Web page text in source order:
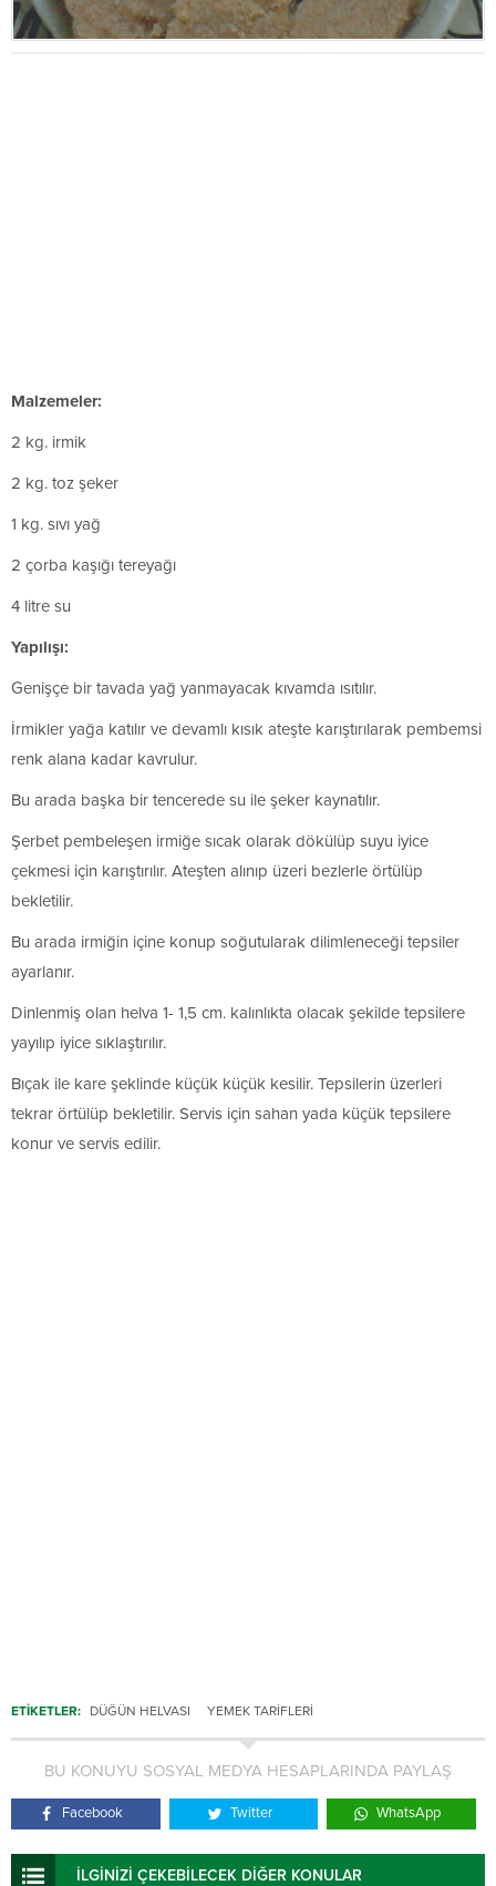
Malzemeler:
2 kg. irmik
2 kg. toz şeker
1 kg. sıvı yağ
2 çorba kaşığı tereyağı
4 litre su
Yapılışı:
Genişçe bir tavada yağ yanmayacak kıvamda ısıtılır.
İrmikler yağa katılır ve devamlı kısık ateşte karıştırılarak pembemsi
renk alana kadar kavrulur.
Bu arada başka bir tencerede su ile şeker kaynatılır.
Şerbet pembeleşen irmiğe sıcak olarak dökülüp suyu iyice
çekmesi için karıştırılır. Ateşten alınıp üzeri bezlerle örtülüp
bekletilir.
Bu arada irmiğin içine konup soğutularak dilimleneceği tepsiler
ayarlanır.
Dinlenmiş olan helva 1- 1,5 cm. kalınlıkta olacak şekilde tepsilere
yayılıp iyice sıklaştırılır.
Bıçak ile kare şeklinde küçük küçük kesilir. Tepsilerin üzerleri
tekrar örtülüp bekletilir. Servis için sahan yada küçük tepsilere
konur ve servis edilir.
ETİKETLER: DÜĞÜN HELVASI YEMEK TARIFLERI
BU KONUYU SOSYAL MEDYA HESAPLARINDA PAYLAŞ
Facebook Twitter WhatsApp
İLGİNİZİ ÇEKEBİLECEK DİĞER KONULAR